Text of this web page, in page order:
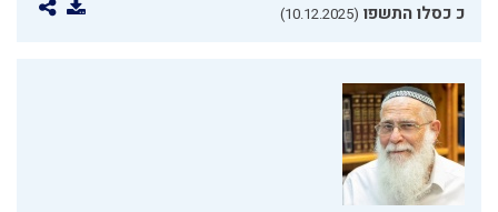
כ כסלו התשפו (10.12.2025)